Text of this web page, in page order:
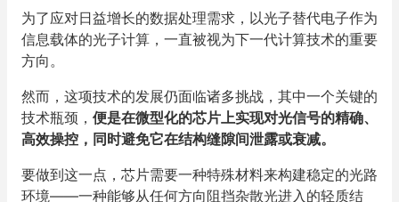
为了应对日益增长的数据处理需求，以光子替代电子作为
信息载体的光子计算，一直被视为下一代计算技术的重要
方向。
然而，这项技术的发展仍面临诸多挑战，其中一个关键的
技术瓶颈， 便是在微型化的芯片上实现对光信号的精确、
高效操控，同时避免它在结构缝隙间泄露或衰减。
要做到这一点，芯片需要一种特殊材料来构建稳定的光路
环境——一种能够从任何方向阻挡杂散光进入的轻质结